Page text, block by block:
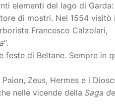
elementi del lago di Garda:
di mostri. Nel 1554 visitò
Francesco Calzolari,
“.
di Beltane. Sempre in
Zeus, Hermes e i
nelle vicende della Saga